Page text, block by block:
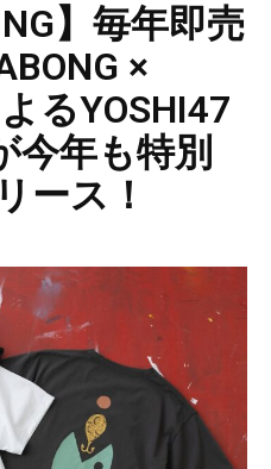
】毎年即売
×
るYOSHI47
今年も特別
ース！